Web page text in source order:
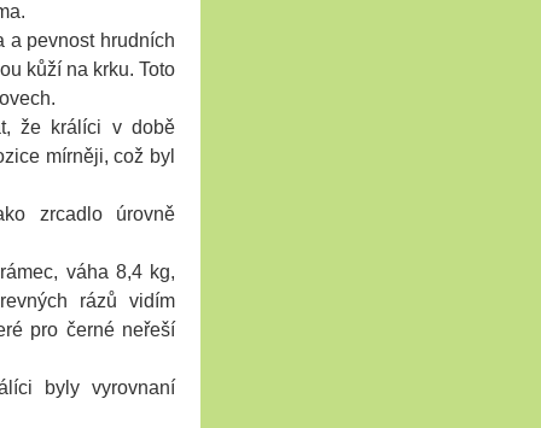
a pevnost hrudních
kůží na krku. Toto
že králíci v době
mírněji, což byl
zrcadlo úrovně
váha 8,4 kg,
rázů vidím
pro černé neřeší
byly vyrovnaní